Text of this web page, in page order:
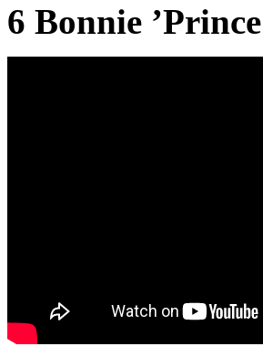
6 Bonnie